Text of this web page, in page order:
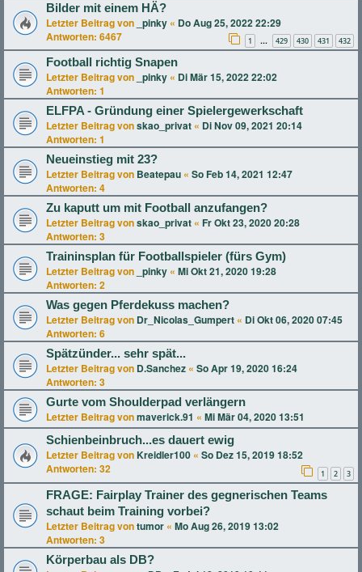
Bilder mit einem HÄ?
Letzter Beitrag von _pinky « Do Aug 25, 2022 22:29
Antworten: 6467 1 … 429 430 431 432
Football richtig Snapen
Letzter Beitrag von _pinky « Di Mär 15, 2022 22:02
Antworten: 1
ELFPA - Gründung einer Spielergewerkschaft
Letzter Beitrag vonskao_privat « Di Nov 09, 2021 20:14
Antworten: 1
Neueinstieg mit 23?
Letzter Beitrag von Beatepau « So Feb 14, 2021 12:47
Antworten: 4
Zu kaputt um mit Football anzufangen?
Letzter Beitrag vonskao_privat « Fr Okt 23, 2020 20:28
Antworten: 3
Traininsplan für Footballspieler (fürs Gym)
Letzter Beitrag von _pinky « Mi Okt 21, 2020 19:28
Antworten: 2
Was gegen Pferdekuss machen?
Letzter Beitrag von Dr_Nicolas_Gumpert « Di Okt 06, 2020 07:45
Antworten: 6
Spätzünder... sehr spät...
Letzter Beitrag von D.Sanchez « So Apr 19, 2020 16:24
Antworten: 3
Gurte vom Shoulderpad verlängern
Letzter Beitrag vonmaverick.91 « Mi Mär 04, 2020 13:51
Schienbeinbruch...es dauert ewig
Letzter Beitrag von Kreidler100 « So Dez 15, 2019 18:52
Antworten: 32 1 2 3
FRAGE: Fairplay Trainer des gegnerischen Teams
schaut beim Training vorbei?
Letzter Beitrag vontumor « Mo Aug 26, 2019 13:02
Antworten: 3
Körperbau als DB?